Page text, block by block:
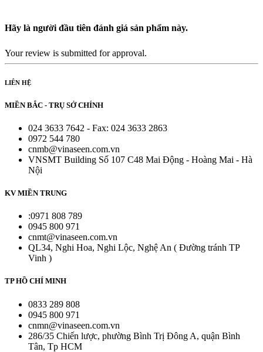
Hãy là người đầu tiên đánh giá sản phẩm này.
Your review is submitted for approval.
LIÊN HỆ
MIỀN BẮC - TRỤ SỞ CHÍNH
024 3633 7642 - Fax: 024 3633 2863
0972 544 780
cnmb@vinaseen.com.vn
VNSMT Building Số 107 C48 Mai Động - Hoàng Mai - Hà
Nội
KV MIỀN TRUNG
:0971 808 789
0945 800 971
cnmt@vinaseen.com.vn
QL34, Nghi Hoa, Nghi Lộc, Nghệ An ( Đường tránh TP
Vinh )
TP HỒ CHÍ MINH
0833 289 808
0945 800 971
cnmn@vinaseen.com.vn
286/35 Chiến lược, phường Bình Trị Đông A, quận Bình
Tân, Tp HCM